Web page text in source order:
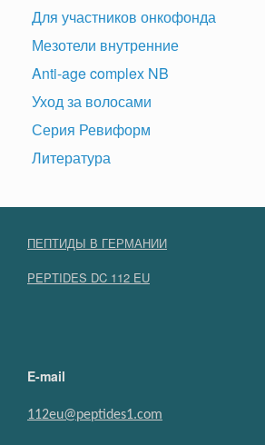
Для участников онкофонда
Мезотели внутренние
Anti-age complex NB
Уход за волосами
Серия Ревиформ
Литература
ПЕПТИДЫ В ГЕРМАНИИ
PEPTIDES DC 112 EU
E-mail
112eu@peptides1.com